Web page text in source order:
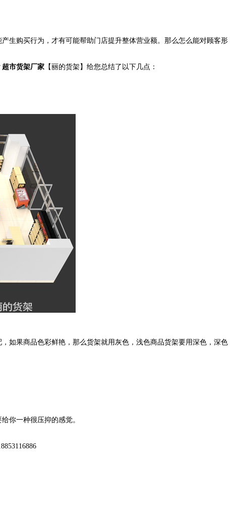
生购买行为，才有可能帮助门店提升整体营业额。那么怎么能对顾客形
超市货架厂家 【丽的货架】给您总结了以下几点：
果商品色彩鲜艳，那么货架就用灰色，浅色商品货架要用深色，深色
你一种很压抑的感觉。